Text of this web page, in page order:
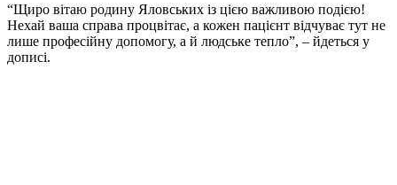
“Щиро вітаю родину Яловських із цією важливою подією!
Нехай ваша справа процвітає, а кожен пацієнт відчуває тут не
лише професійну допомогу, а й людське тепло”, – йдеться у
дописі.